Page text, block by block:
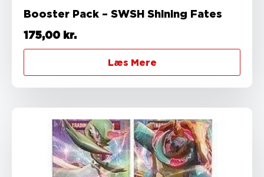
Booster Pack – SWSH Shining Fates
175,00 kr.
Læs Mere